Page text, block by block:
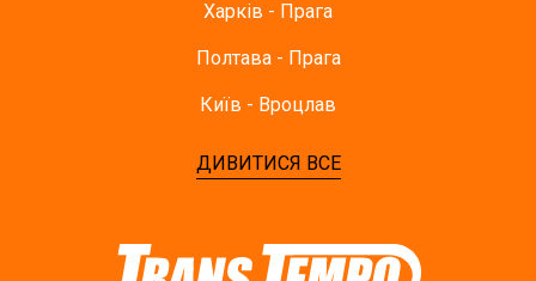
Харків - Прага
Полтава - Прага
Київ - Вроцлав
ДИВИТИСЯ ВСЕ